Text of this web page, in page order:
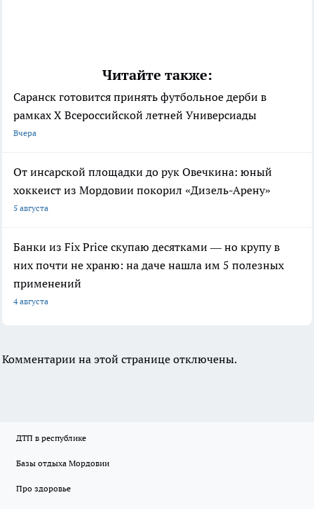
Читайте также:
Саранск готовится принять футбольное дерби в
рамках X Всероссийской летней Универсиады
Вчера
От инсарской площадки до рук Овечкина: юный
хоккеист из Мордовии покорил «Дизель-Арену»
5 августа
Банки из Fix Price скупаю десятками — но крупу в
них почти не храню: на даче нашла им 5 полезных
применений
4 августа
Комментарии на этой странице отключены.
ДТП в республике
Базы отдыха Мордовии
Про здоровье